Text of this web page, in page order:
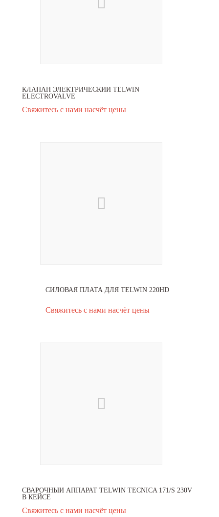
КЛАПАН ЭЛЕКТРИЧЕСКИЙ TELWIN
ELECTROVALVE
Свяжитесь с нами насчёт цены
СИЛОВАЯ ПЛАТА ДЛЯ TELWIN 220HD
Свяжитесь с нами насчёт цены
СВАРОЧНЫЙ АППАРАТ TELWIN TECNICA 171/S 230V
В КЕЙСЕ
Свяжитесь с нами насчёт цены